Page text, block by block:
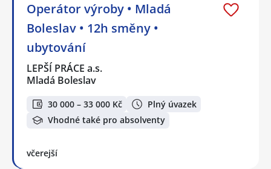
Operátor výroby • Mladá
Boleslav • 12h směny •
ubytování
LEPŠÍ PRÁCE a.s.
Mladá Boleslav
30 000 – 33 000 Kč
Plný úvazek
Vhodné také pro absolventy
včerejší